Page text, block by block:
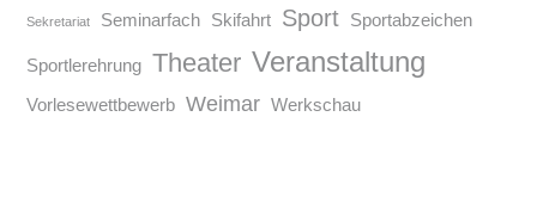
Sekretariat Seminarfach Skifahrt Sport Sportabzeichen
Sportlerehrung Theater Veranstaltung
Vorlesewettbewerb Weimar Werkschau